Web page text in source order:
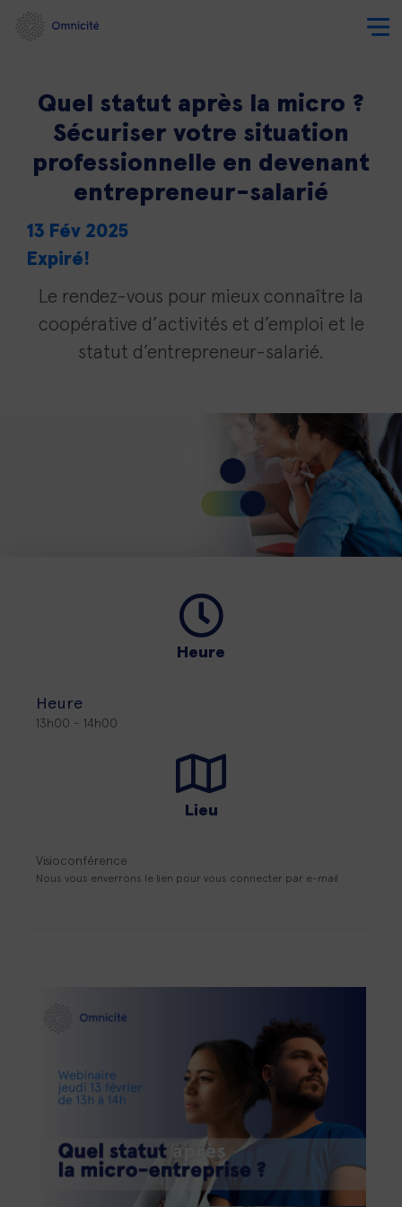
Quel statut après la micro ?
Sécuriser votre situation
professionnelle en devenant
entrepreneur-salarié
13 Fév 2025
Expiré!
Le rendez-vous pour mieux connaître la
coopérative d’activités et d’emploi et le
statut d’entrepreneur-salarié.
Heure
Heure
13h00 - 14h00
Lieu
Visioconférence
Nous vous enverrons le lien pour vous connecter par e-mail